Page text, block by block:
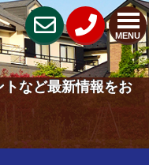
MENU
など最新情報をお